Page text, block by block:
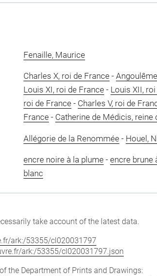
Fenaille, Maurice
Charles X, roi de France-
Louis XI, roi de France- Louis XII,
roi de France- Charles V, roi de
France- Catherine de Médicis, reine
Allégorie de la Renommée- Houel,
encre noire à la plume- encre brune
blanc
take account of the latest data.
ark:/53355/cl020031797
ark:/53355/cl020031797.json
the Department of Prints and Drawings: